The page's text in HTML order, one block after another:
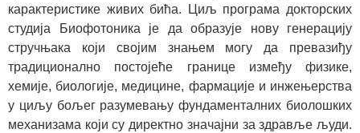
карактеристике живих бића. Циљ програма докторских
студија Биофотоника је да образује нову генерацију
стручњака који својим знањем могу да превазиђу
традиционално постојеће границе између физике,
хемије, биологије, медицине, фармације и инжењерства
у циљу бољег разумевању фундаменталних биолошких
механизама који су директно значајни за здравље људи.